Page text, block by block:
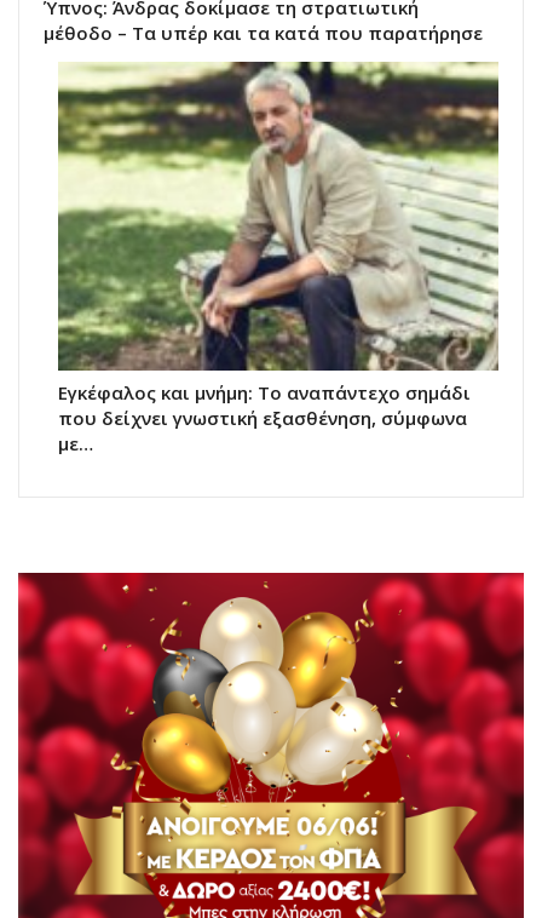
Ύπνος: Άνδρας δοκίμασε τη στρατιωτική
μέθοδο – Τα υπέρ και τα κατά που παρατήρησε
Εγκέφαλος και μνήμη: Το αναπάντεχο σημάδι
που δείχνει γνωστική εξασθένηση, σύμφωνα
με…